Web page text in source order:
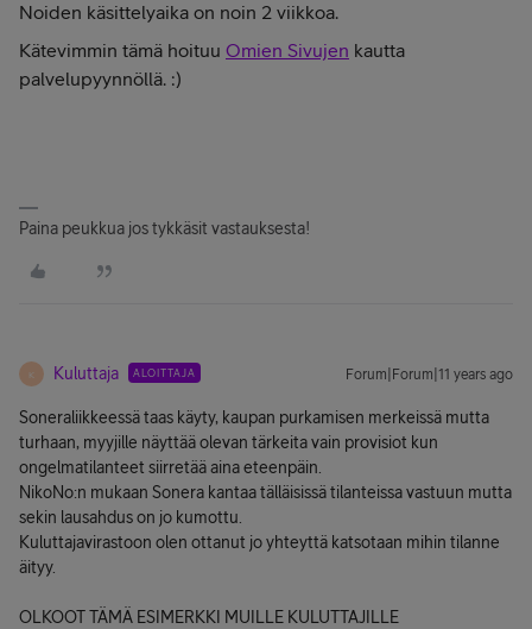
Noiden käsittelyaika on noin 2 viikkoa.
Kätevimmin tämä hoituu Omien Sivujen kautta
palvelupyynnöllä. :)
Paina peukkua jos tykkäsit vastauksesta!
K Kuluttaja ALOITTAJA Forum|Forum|11 years ago
Soneraliikkeessä taas käyty, kaupan purkamisen merkeissä mutta
turhaan, myyjille näyttää olevan tärkeita vain provisiot kun
ongelmatilanteet siirretää aina eteenpäin.
NikoNo:n mukaan Sonera kantaa tälläisissä tilanteissa vastuun mutta
sekin lausahdus on jo kumottu.
Kuluttajavirastoon olen ottanut jo yhteyttä katsotaan mihin tilanne
äityy.
OLKOOT TÄMÄ ESIMERKKI MUILLE KULUTTAJILLE